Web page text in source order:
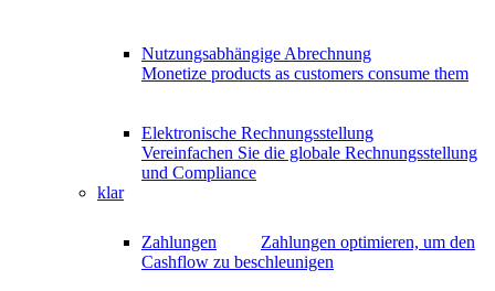
Nutzungsabhängige Abrechnung
Monetize products as customers consume them
Elektronische Rechnungsstellung
Vereinfachen Sie die globale Rechnungsstellung
und Compliance
klar
Zahlungen
Zahlungen optimieren, um den
Cashflow zu beschleunigen